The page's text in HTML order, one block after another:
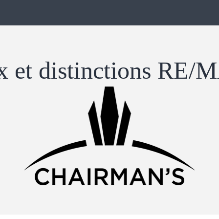
​​et distinctions RE/